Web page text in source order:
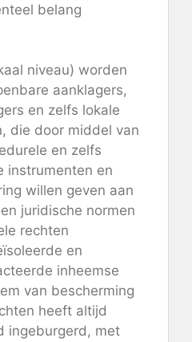
belang
niveau) worden
aanklagers,
en zelfs lokale
die door middel van
en zelfs
instrumenten en
willen geven aan
juridische normen
rechten
en
inheemse
van bescherming
heeft altijd
ingeburgerd, met